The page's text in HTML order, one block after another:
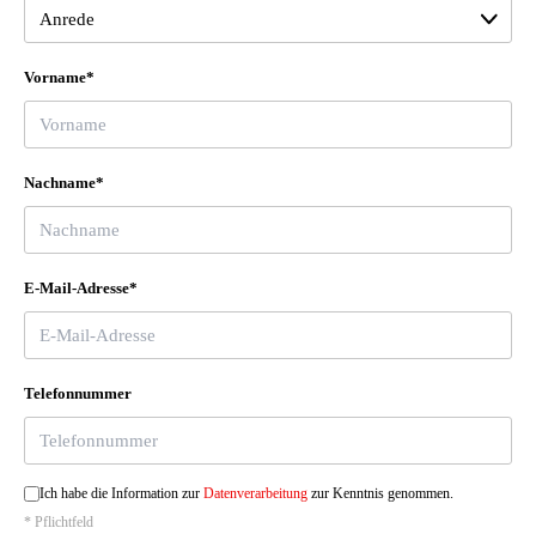
Formteilhimmel ungeteilt
Frontantrieb
Frontscheibe in Wärmeschutzglas
Fußhebelwerk "Standard"
Gepäckhaken im Gepäckraum
Gepäckraumbeleuchtung - 2 Stück
Gepäckraumbodenbelag Komfort
Gepäckraumrollo mit PRESS-Funktion
Getränkehalter in der Mittelkonsole
Höheneinstellung,manuell,für Vordersitze
Instrumenteneinsatz, Anzeige in KM/H
Interieur "Style"
Interieur Stoff
Katzenaugen-Rückstrahler
Kindersicherung elektrisch links/rechts
Kleiderhaken an den B-Säulen
Komfortblinken
Kopfstützen hinten 3 Stück
Vorname*
Nachname*
E-Mail-Adresse*
Telefonnummer
Ich habe die Information zur Datenverarbeitung zur Kenntnis genommen.
* Pflichtfeld